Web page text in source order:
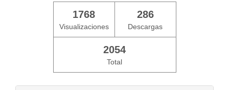
1768
Visualizaciones
286
Descargas
2054
Total